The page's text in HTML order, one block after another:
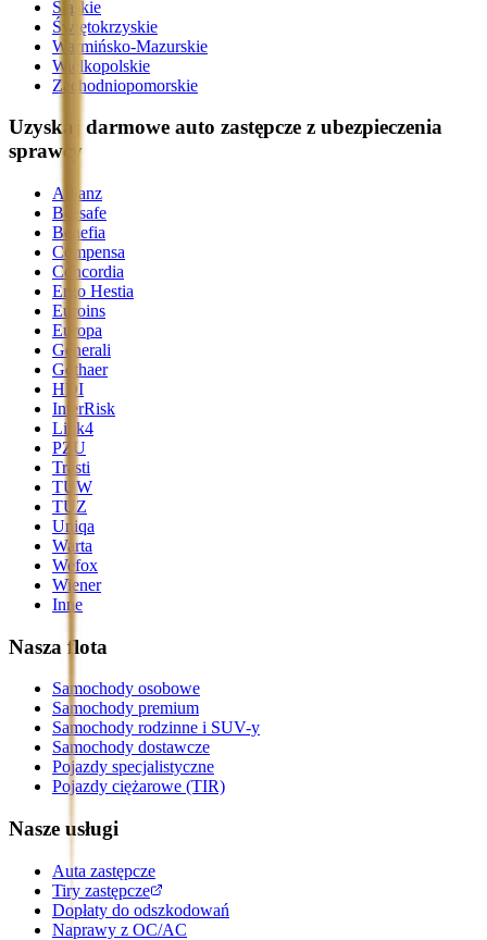
Śląskie
Świętokrzyskie
Warmińsko-Mazurskie
Wielkopolskie
Zachodniopomorskie
Uzyskaj darmowe auto zastępcze z ubezpieczenia
sprawcy
Allianz
Beesafe
Benefia
Compensa
Concordia
Ergo Hestia
Euroins
Europa
Generali
Gothaer
HDI
InterRisk
Link4
PZU
Trasti
TUW
TUZ
Uniqa
Warta
Wefox
Wiener
Inne
Nasza flota
Samochody osobowe
Samochody premium
Samochody rodzinne i SUV-y
Samochody dostawcze
Pojazdy specjalistyczne
Pojazdy ciężarowe (TIR)
Nasze usługi
Auta zastępcze
Tiry zastępcze
Dopłaty do odszkodowań
Naprawy z OC/AC